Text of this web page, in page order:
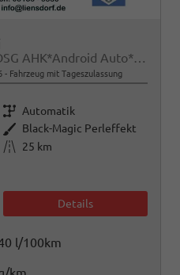
Selection Kombi 1.5 TSI DSG AHK*Android Auto*ACC*SHZ*E-Heck*Keyless*Kamera*2Z Klimaauto
Fahrzeug mit Tageszulassung
Getriebe Automatik
Außenfarbe Black-Magic Perleffekt
Kilometerstand
25 km
Details
l/100km